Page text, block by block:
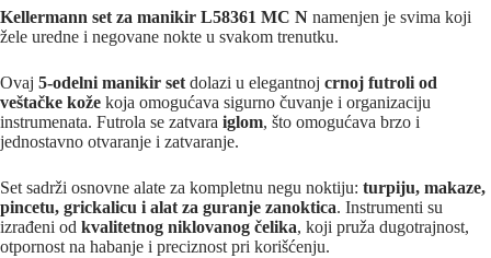
Kellermann set za manikir L58361 MC N namenjen je svima koji
žele uredne i negovane nokte u svakom trenutku.
Ovaj 5-odelni manikir set dolazi u elegantnoj crnoj futroli od
veštačke kože koja omogućava sigurno čuvanje i organizaciju
instrumenata. Futrola se zatvara iglom, što omogućava brzo i
jednostavno otvaranje i zatvaranje.
Set sadrži osnovne alate za kompletnu negu noktiju: turpiju, makaze,
pincetu, grickalicu i alat za guranje zanoktica. Instrumenti su
izrađeni od kvalitetnog niklovanog čelika, koji pruža dugotrajnost,
otpornost na habanje i preciznost pri korišćenju.